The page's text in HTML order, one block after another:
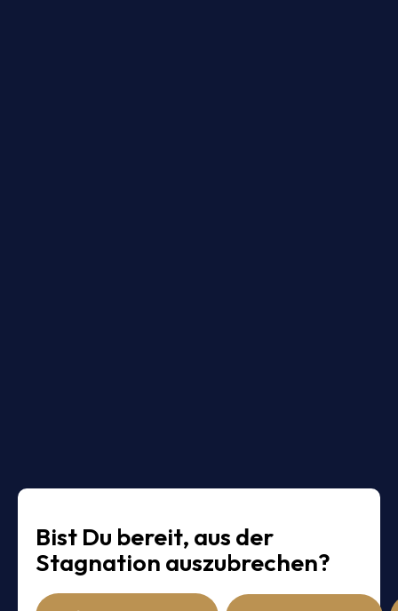
Bist Du bereit, aus der
Stagnation auszubrechen?